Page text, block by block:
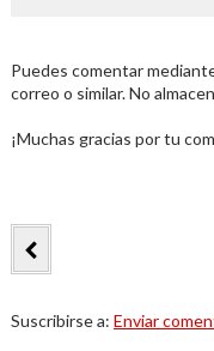
Puedes comentar
correo o similar. No
¡Muchas gracias por tu
Suscribirse a: Enviar